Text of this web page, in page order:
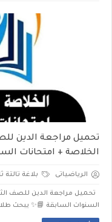
الخلاصة + امتحانات
الرياضياتى بلاغة تالتة
السنوات السابقة 📘✨ يبحث